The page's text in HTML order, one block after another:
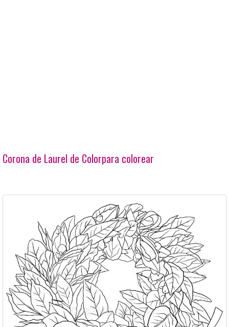
Corona de Laurel de Colorpara colorear